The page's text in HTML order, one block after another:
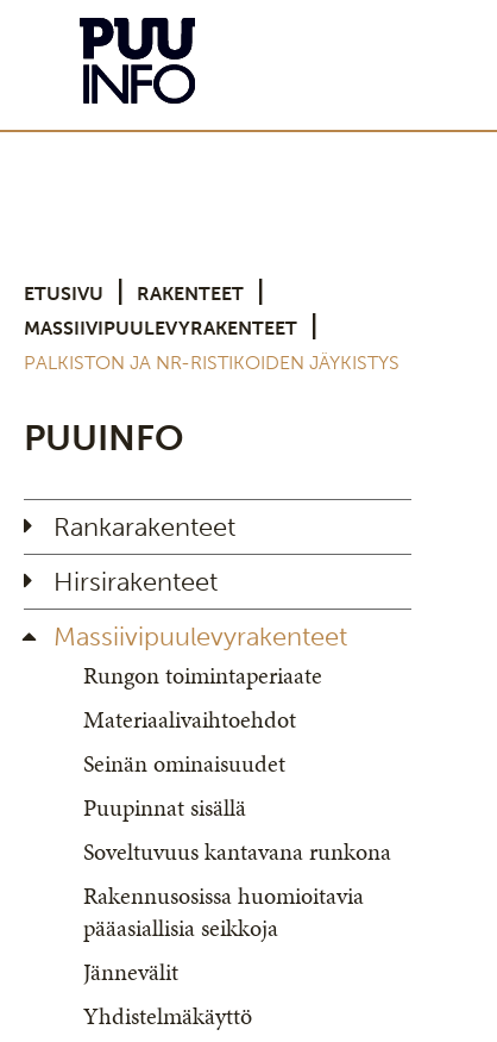
ETUSIVU RAKENTEET
MASSIIVIPUULEVYRAKENTEET
PALKISTON JA NR-RISTIKOIDEN JÄYKISTYS
PUUINFO
Rankarakenteet
Hirsirakenteet
Massiivipuulevyrakenteet
Rungon toimintaperiaate
Materiaalivaihtoehdot
Seinän ominaisuudet
Puupinnat sisällä
Soveltuvuus kantavana runkona
Rakennusosissa huomioitavia
pääasiallisia seikkoja
Jännevälit
Yhdistelmäkäyttö